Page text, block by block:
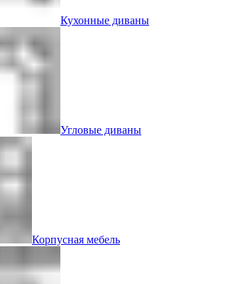
Кухонные диваны
Угловые диваны
Корпусная мебель